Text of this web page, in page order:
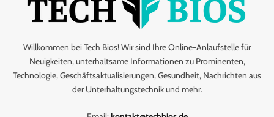
Willkommen bei Tech Bios! Wir sind Ihre Online-Anlaufstelle für
Neuigkeiten, unterhaltsame Informationen zu Prominenten,
Technologie, Geschäftsaktualisierungen, Gesundheit, Nachrichten aus
der Unterhaltungstechnik und mehr.